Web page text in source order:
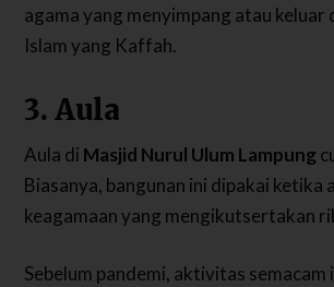
agama yang menyimpang atau
Islam yang Kaffah.
3. Aula
Aula di Masjid Nurul Ulum Lampung
Biasanya, bangunan ini dipakai ketika
keagamaan yang mengikutsertakan
Sebelum pandemi, aktivitas semacam